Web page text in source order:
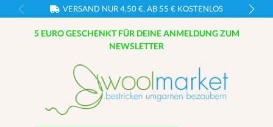
VERSAND NUR 4,50 €, AB 55 € KOSTENLOS
5 EURO GESCHENKT FÜR DEINE ANMELDUNG ZUM
NEWSLETTER